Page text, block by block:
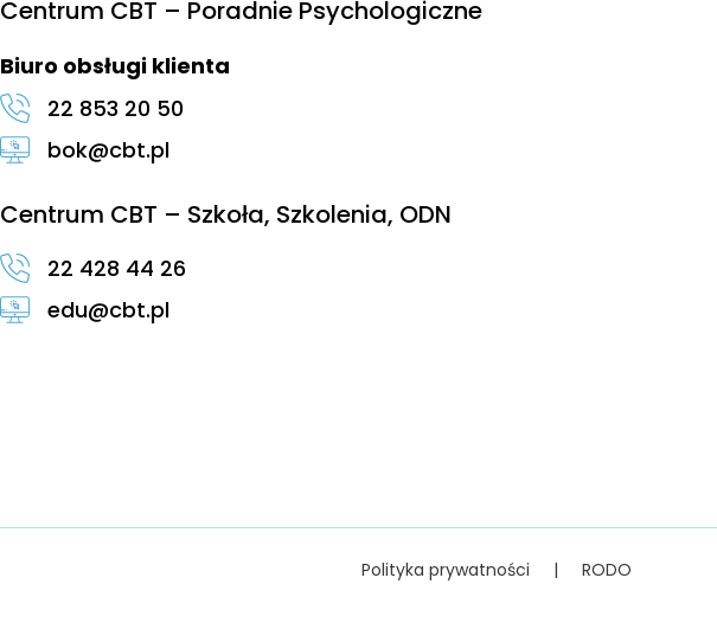
Centrum CBT – Poradnie Psychologiczne
Biuro obsługi klienta
22 853 20 50
bok@cbt.pl
Centrum CBT – Szkoła, Szkolenia, ODN
22 428 44 26
edu@cbt.pl
Polityka prywatności | RODO